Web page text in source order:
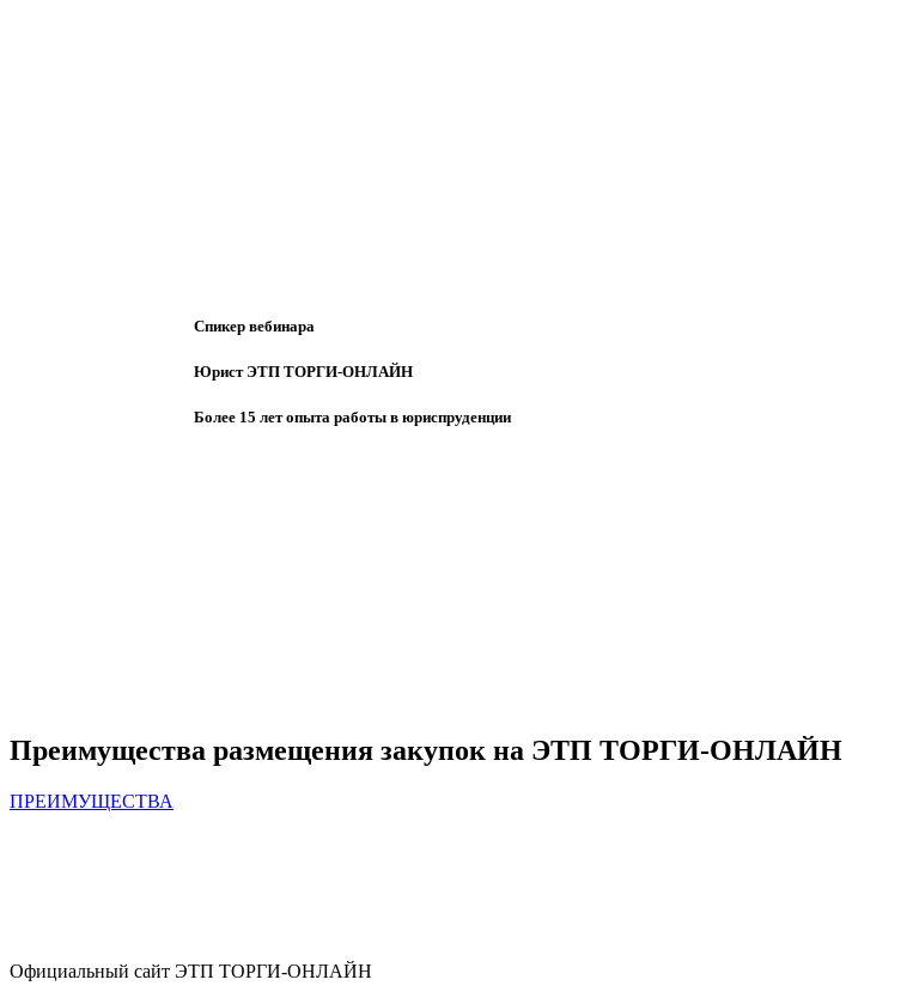
Спикер вебинара
Юрист ЭТП ТОРГИ-ОНЛАЙН
Более 15 лет опыта работы в юриспруденции
Преимущества размещения закупок на ЭТП ТОРГИ-ОНЛАЙН
ПРЕИМУЩЕСТВА
Официальный сайт ЭТП ТОРГИ-ОНЛАЙН